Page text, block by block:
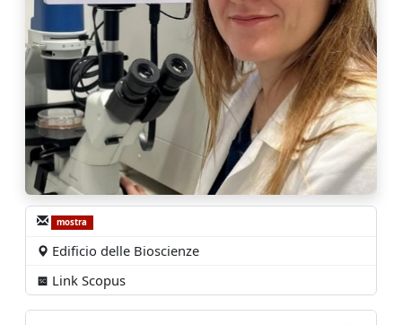
mostra
Edificio delle Bioscienze
Link Scopus